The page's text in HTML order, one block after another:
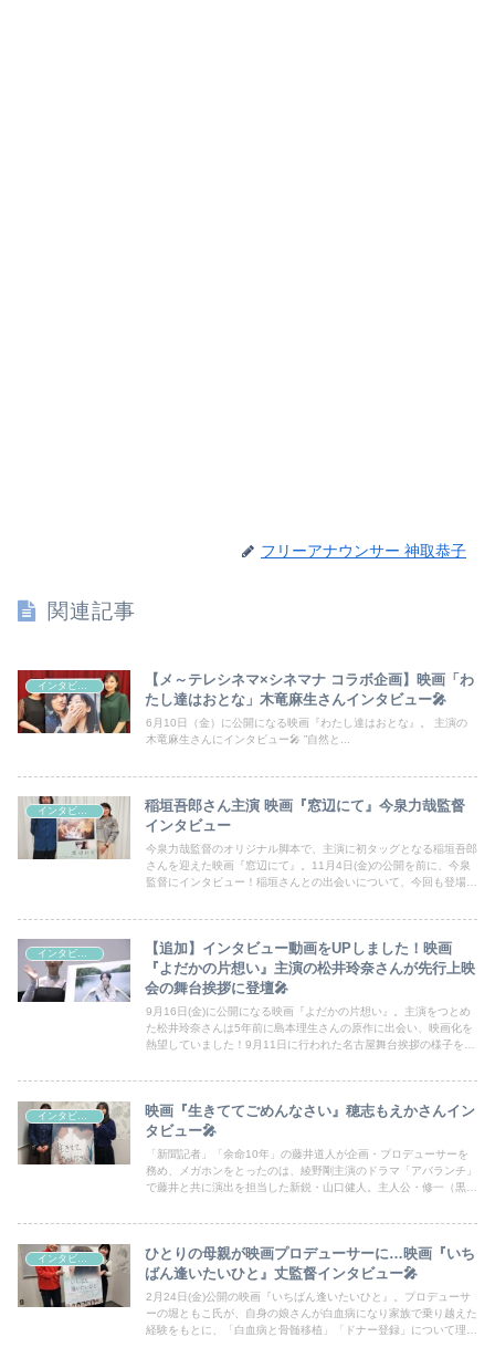
フリーアナウンサー 神取恭子
関連記事
【メ～テレシネマ×シネマナ コラボ企画】映画「わ
たし達はおとな」木竜麻生さんインタビュー🎤
6月10日（金）に公開になる映画『わたし達はおとな』。 主演の
木竜麻生さんにインタビュー🎤 ”自然と...
インタビュー
稲垣吾郎さん主演 映画『窓辺にて』今泉力哉監督
インタビュー
今泉力哉監督のオリジナル脚本で、主演に初タッグとなる稲垣吾郎
さんを迎えた映画『窓辺にて』。11月4日(金)の公開を前に、今泉
監督にインタビュー！稲垣さんとの出会いについて、今回も登場人
インタビュー
【追加】インタビュー動画をUPしました！映画
『よだかの片想い』主演の松井玲奈さんが先行上映
会の舞台挨拶に登壇🎤
9月16日(金)に公開になる映画『よだかの片想い』。主演をつとめ
た松井玲奈さんは5年前に島本理生さんの原作に出会い、映画化を
熱望していました！9月11日に行われた名古屋舞台挨拶の様子を動
インタビュー
映画『生きててごめんなさい』穂志もえかさんイン
タビュー🎤
「新聞記者」「余命10年」の藤井道人が企画・プロデューサーを
務め、メガホンをとったのは、綾野剛主演のドラマ「アバランチ」
で藤井と共に演出を担当した新鋭・山口健人。主人公・修一（黒羽
インタビュー
ひとりの母親が映画プロデューサーに…映画『いち
ばん逢いたいひと』丈監督インタビュー🎤
2月24日(金)公開の映画『いちばん逢いたいひと』。プロデューサ
ーの堀ともこ氏が、自身の娘さんが白血病になり家族で乗り越えた
経験をもとに、「白血病と骨髄移植」「ドナー登録」について理解